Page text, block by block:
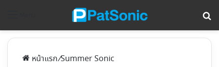
หน้าแรก/Summer Sonic